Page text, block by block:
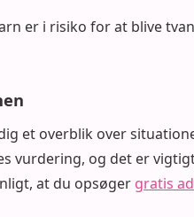
er i risiko for at blive
et overblik over
vurdering, og det er
at du opsøger gratis